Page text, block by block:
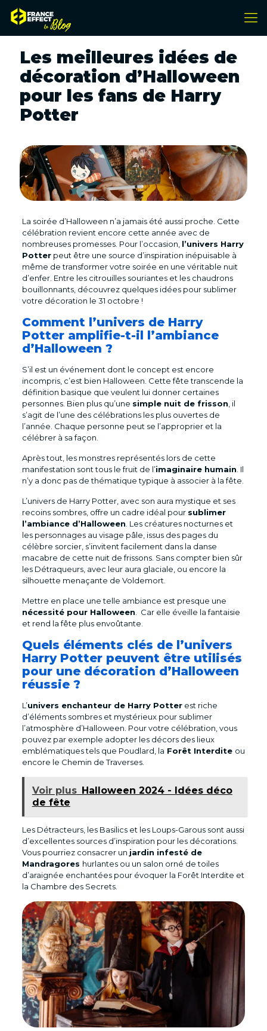
Les meilleures idées de
décoration d’Halloween
pour les fans de Harry
Potter
La soirée d’Halloween n’a jamais été aussi proche. Cette
célébration revient encore cette année avec de
nombreuses promesses. Pour l’occasion, l’univers Harry
Potterpeut être une source d’inspiration inépuisable à
même de transformer votre soirée en une véritable nuit
d’enfer. Entre les citrouilles souriantes et les chaudrons
bouillonnants, découvrez quelques idées pour sublimer
votre décoration le 31 octobre !
Comment l’univers de Harry
Potter amplifie-t-il l’ambiance
d’Halloween ?
S’il est un événement dont le concept est encore
incompris, c’est bien Halloween. Cette fête transcende la
définition basique que veulent lui donner certaines
personnes. Bien plus qu’une simple nuit de frisson , il
s’agit de l’une des célébrations les plus ouvertes de
l’année. Chaque personne peut se l’approprier et la
célébrer à sa façon.
Après tout, les monstres représentés lors de cette
manifestation sont tous le fruit de l’imaginaire humain . Il
n’y a donc pas de thématique typique à associer à la fête.
L’univers de Harry Potter, avec son aura mystique et ses
recoins sombres, offre un cadre idéal pour sublimer
l’ambiance d’Halloween . Les créatures nocturnes et
les personnages au visage pâle, issus des pages du
célèbre sorcier, s’invitent facilement dans la danse
macabre de cette nuit de frissons. Sans compter bien sûr
les Détraqueurs, avec leur aura glaciale, ou encore la
silhouette menaçante de Voldemort.
Mettre en place une telle ambiance est presque une
nécessité pour Halloween . Car elle éveille la fantaisie
et rend la fête plus envoûtante.
Quels éléments clés de l’univers
Harry Potter peuvent être utilisés
pour une décoration d’Halloween
réussie ?
L’univers enchanteur de Harry Potterest riche
d’éléments sombres et mystérieux pour sublimer
l’atmosphère d’Halloween. Pour votre célébration, vous
pouvez par exemple adopter les décors des lieux
emblématiques tels que Poudlard, la Forêt Interdite ou
encore le Chemin de Traverses.
Voir plus Halloween 2024 - Idées déco
de fête
Les Détracteurs, les Basilics et les Loups-Garous sont aussi
d’excellentes sources d’inspiration pour les décorations.
Vous pourriez consacrer un jardin infesté de
Mandragores hurlantes ou un salon orné de toiles
d’araignée enchantées pour évoquer la Forêt Interdite et
la Chambre des Secrets.